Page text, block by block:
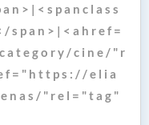
n > | < s p a n c l a s s
s p a n > | < a h r e f =
a t e g o r y / c i n e / " r
f = " h t t p s : / / e l i a
n a s / " r e l = " t a g "